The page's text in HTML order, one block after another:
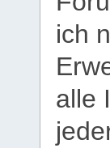
ich
alle